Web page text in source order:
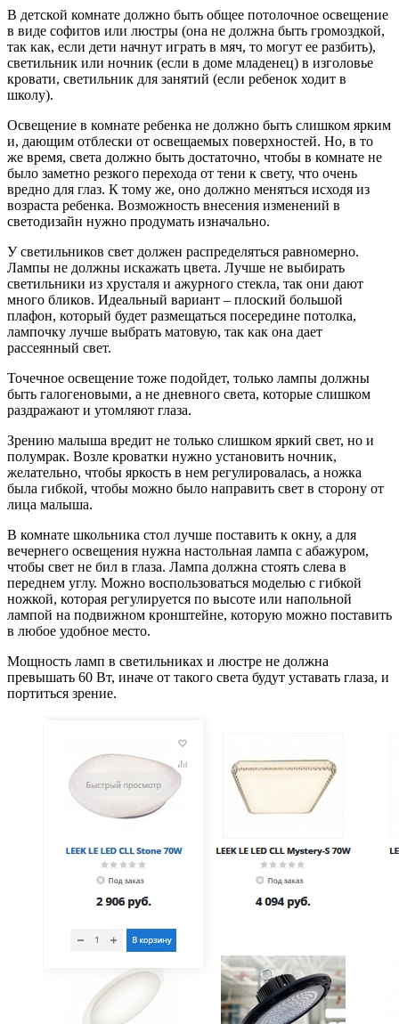
В детской комнате должно быть общее потолочное освещение
в виде софитов или люстры (она не должна быть громоздкой,
так как, если дети начнут играть в мяч, то могут ее разбить),
светильник или ночник (если в доме младенец) в изголовье
кровати, светильник для занятий (если ребенок ходит в
школу).
Освещение в комнате ребенка не должно быть слишком ярким
и, дающим отблески от освещаемых поверхностей. Но, в то
же время, света должно быть достаточно, чтобы в комнате не
было заметно резкого перехода от тени к свету, что очень
вредно для глаз. К тому же, оно должно меняться исходя из
возраста ребенка. Возможность внесения изменений в
светодизайн нужно продумать изначально.
У светильников свет должен распределяться равномерно.
Лампы не должны искажать цвета. Лучше не выбирать
светильники из хрусталя и ажурного стекла, так они дают
много бликов. Идеальный вариант – плоский большой
плафон, который будет размещаться посередине потолка,
лампочку лучше выбрать матовую, так как она дает
рассеянный свет.
Точечное освещение тоже подойдет, только лампы должны
быть галогеновыми, а не дневного света, которые слишком
раздражают и утомляют глаза.
Зрению малыша вредит не только слишком яркий свет, но и
полумрак. Возле кроватки нужно установить ночник,
желательно, чтобы яркость в нем регулировалась, а ножка
была гибкой, чтобы можно было направить свет в сторону от
лица малыша.
В комнате школьника стол лучше поставить к окну, а для
вечернего освещения нужна настольная лампа с абажуром,
чтобы свет не бил в глаза. Лампа должна стоять слева в
переднем углу. Можно воспользоваться моделью с гибкой
ножкой, которая регулируется по высоте или напольной
лампой на подвижном кронштейне, которую можно поставить
в любое удобное место.
Мощность ламп в светильниках и люстре не должна
превышать 60 Вт, иначе от такого света будут уставать глаза, и
портиться зрение.